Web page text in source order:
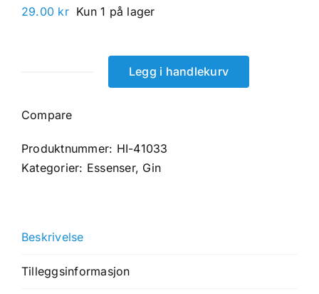
29.00 kr Kun 1 på lager
Dry
Essence
antall
Legg i handlekurv
Compare
Produktnummer: HI-41033
Kategorier: Essenser, Gin
Beskrivelse
Tilleggsinformasjon